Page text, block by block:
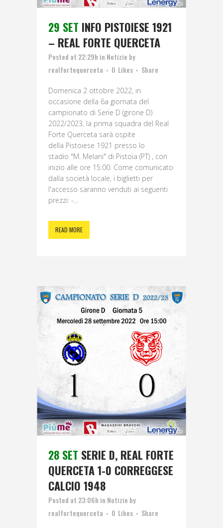
29 SET INFO PISTOIESE 1921
– REAL FORTE QUERCETA
Posted at 22:29h in Notizie by
realfortequerceta
0 Likes Share
Domenica 2 ottobre 2022, in
occasione della 6a giornata del
campionato di Serie D (girone D)
2022/2023, la prima squadra del Real
Forte Querceta sarà ospite
della Pistoiese 1921 presso lo
stadio "M. Melani" di Pistoia (PT) , con
inizio alle ore 15:00. Come comunicato
dalla società locale, i biglietti per
l'accesso saranno venduti ai seguenti
prezzi: -...
READ MORE
28 SET SERIE D, REAL FORTE
QUERCETA 1-0 CORREGGESE
CALCIO 1948
Posted at 23:06h in Notizie by
realfortequerceta
0 Likes Share